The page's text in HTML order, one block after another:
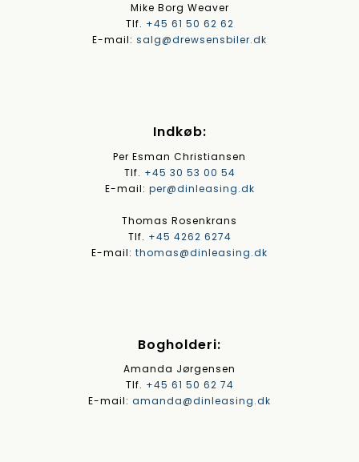
Mike Borg Weaver
Tlf. +45 61 50 62 62
E-mail: salg@drewsensbiler.dk
Indkøb:
Per Esman Christiansen
Tlf. +45 30 53 00 54
E-mail: per@dinleasing.dk
Thomas Rosenkrans
Tlf. +45 4262 6274
E-mail: thomas@dinleasing.dk
Bogholderi:
Amanda Jørgensen
Tlf. +45 61 50 62 74
E-mail: amanda@dinleasing.dk